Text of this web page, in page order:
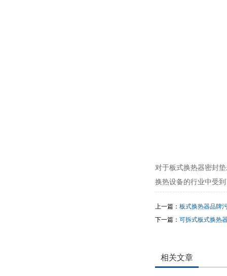
对于板式换热器密封
换热设备的行业中受
上一篇： 板式换热器品牌
下一篇： 可拆式板式换热
相关文章